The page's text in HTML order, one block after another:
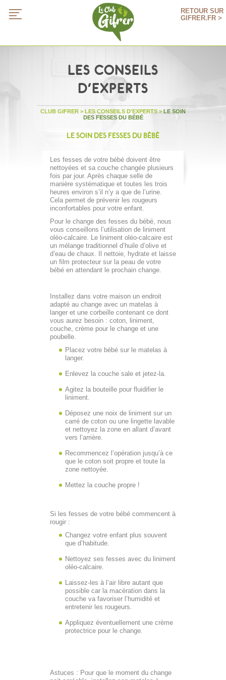
RETOUR SUR
GIFRER.FR >
LES CONSEILS
D'EXPERTS
CLUB GIFRER > LES CONSEILS D'EXPERTS > LE SOIN
DES FESSES DU BÉBÉ
LE SOIN DES FESSES DU BÉBÉ
Les fesses de votre bébé doivent être
nettoyées et sa couche changée plusieurs
fois par jour. Après chaque selle de
manière systématique et toutes les trois
heures environ s’il n’y a que de l’urine.
Cela permet de prévenir les rougeurs
inconfortables pour votre enfant.
Pour le change des fesses du bébé, nous
vous conseillons l’utilisation de liniment
oléo-calcaire. Le liniment oléo-calcaire est
un mélange traditionnel d’huile d’olive et
d’eau de chaux. Il nettoie, hydrate et laisse
un film protecteur sur la peau de votre
bébé en attendant le prochain change.
Installez dans votre maison un endroit
adapté au change avec un matelas à
langer et une corbeille contenant ce dont
vous aurez besoin : coton, liniment,
couche, crème pour le change et une
poubelle.
Placez votre bébé sur le matelas à
langer.
Enlevez la couche sale et jetez-la.
Agitez la bouteille pour fluidifier le
liniment.
Déposez une noix de liniment sur un
carré de coton ou une lingette lavable
et nettoyez la zone en allant d’avant
vers l’arrière.
Recommencez l’opération jusqu’à ce
que le coton soit propre et toute la
zone nettoyée.
Mettez la couche propre !
Si les fesses de votre bébé commencent à
rougir :
Changez votre enfant plus souvent
que d’habitude.
Nettoyez ses fesses avec du liniment
oléo-calcaire.
Laissez-les à l’air libre autant que
possible car la macération dans la
couche va favoriser l’humidité et
entretenir les rougeurs.
Appliquez éventuellement une crème
protectrice pour le change.
Astuces : Pour que le moment du change